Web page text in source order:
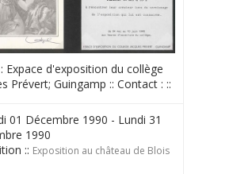
Expace d'exposition du collège
Prévert; Guingamp :: Contact : ::
01 Décembre 1990 - Lundi 31
1990
:: Exposition au château de Blois